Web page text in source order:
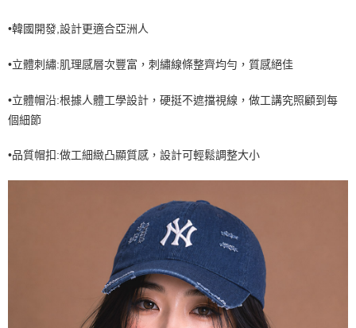
每筆NT$60，滿NT$499(含以上)免運費
7-11取貨<不支援離島取退>
•韓國開發,設計更適合亞洲人
•立體刺繡:肌理感層次豐富，刺繡線條整齊均勻，質感絕佳
•立體帽沿:根據人體工學設計，硬挺不遮擋視線，做工講究照顧到每
個細節
•品質帽扣:做工細緻凸顯質感，設計可輕鬆調整大小